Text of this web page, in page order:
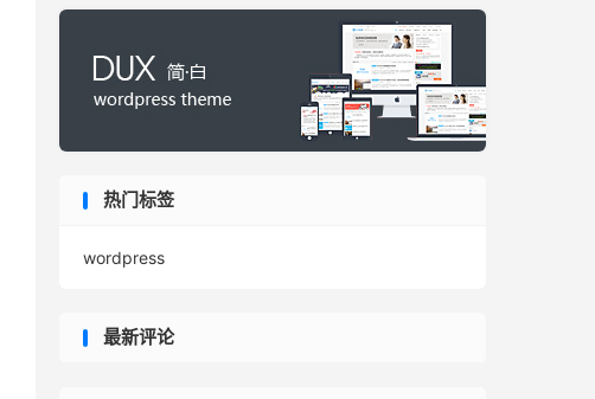
热门标签
wordpress
最新评论